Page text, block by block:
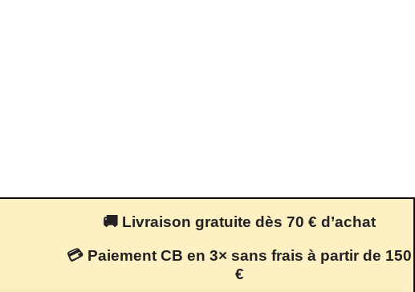
🚚 Livraison gratuite dès 70 € d’achat
💳 Paiement CB en 3× sans frais à partir de 150
€